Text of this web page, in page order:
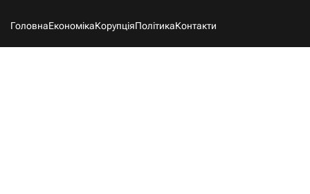
ГоловнаЕкономікаКорупціяПолітикаКонтакти